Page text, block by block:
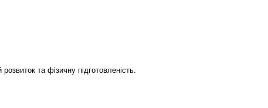
та фізичну підготовленість.